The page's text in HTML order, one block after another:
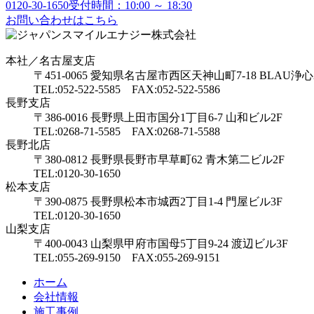
0120-30-1650受付時間：10:00 ～ 18:30
お問い合わせはこちら
本社／名古屋支店
〒451-0065 愛知県名古屋市西区天神山町7-18 BLAU浄
TEL:052-522-5585 FAX:052-522-5586
長野支店
〒386-0016 長野県上田市国分1丁目6-7 山和ビル2F
TEL:0268-71-5585 FAX:0268-71-5588
長野北店
〒380-0812 長野県長野市早草町62 青木第二ビル2F
TEL:0120-30-1650
松本支店
〒390-0875 長野県松本市城西2丁目1-4 門屋ビル3F
TEL:0120-30-1650
山梨支店
〒400-0043 山梨県甲府市国母5丁目9-24 渡辺ビル3F
TEL:055-269-9150 FAX:055-269-9151
ホーム
会社情報